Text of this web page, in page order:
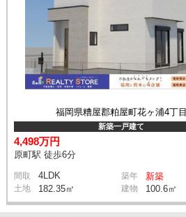
福岡県糟屋郡粕屋町花ヶ浦4丁目
新築一戸建て
4,498万円
原町駅 徒歩6分
間取 4LDK 築年 新築
土地 182.35㎡ 建物 100.6㎡